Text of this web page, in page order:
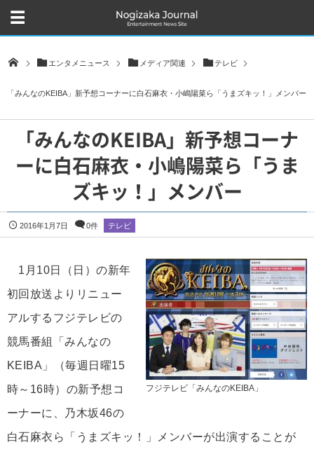
エンタメニュース メディア関連 テレビ
「みんなのKEIBA」新予想コーナーに白石麻衣・小嶋陽菜ら「うまズキッ！」メンバー
「みんなのKEIBA」新予想コーナ
ーに白石麻衣・小嶋陽菜ら「うま
ズキッ！」メンバー
2016年1月7日 0件 テレビ
フジテレビ「みんなのKEIBA」
1月10日（日）の新年
初回放送よりリニュー
アルするフジテレビの
競馬番組「みんなの
KEIBA」（毎週日曜15
時～16時）の新予想コ
ーナーに、乃木坂46の
白石麻衣ら「うまズキッ！」メンバーが出演することが